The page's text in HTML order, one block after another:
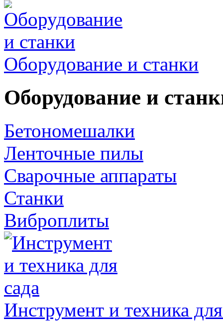
Оборудование и станки
Оборудование и
Бетономешалки
Ленточные пилы
Сварочные аппараты
Станки
Виброплиты
Инструмент и техника